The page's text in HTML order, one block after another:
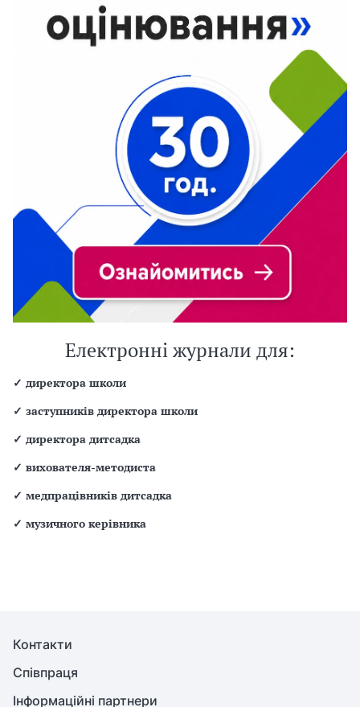
Електронні журнали для:
✓ директора школи
✓ заступників директора школи
✓ директора дитсадка
✓ вихователя-методиста
✓ медпрацівників дитсадка
✓ музичного керівника
Контакти
Співпраця
Інформаційні партнери